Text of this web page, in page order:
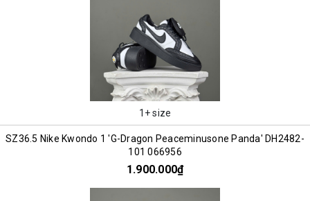
1+ size
SZ36.5 Nike Kwondo 1 'G-Dragon Peaceminusone Panda' DH2482-
101 066956
1.900.000₫